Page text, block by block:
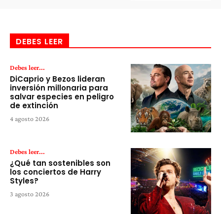
DEBES LEER
Debes leer...
DiCaprio y Bezos lideran
inversión millonaria para
salvar especies en peligro
de extinción
4 agosto 2026
Debes leer...
¿Qué tan sostenibles son
los conciertos de Harry
Styles?
3 agosto 2026